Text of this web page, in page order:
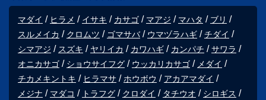
マダイ ヒラメ イサキ カサゴ マアジ マハタ
ブリ
スルメイカ
クロムツ ゴマサバ ウマヅラハギ
チダイ
シマアジ
スズキ ヤリイカ カワハギ カンパチ
サワラ
オニカサゴ
ショウサイフグ ウッカリカサゴ
メダイ
チカメキントキ
ヒラマサ ホウボウ
アカアマダイ
メジナ
マダコ トラフグ クロダイ タチウオ シロギス